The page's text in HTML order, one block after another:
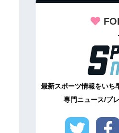
最新スポーツ情報をいち
専門ニュース/プ